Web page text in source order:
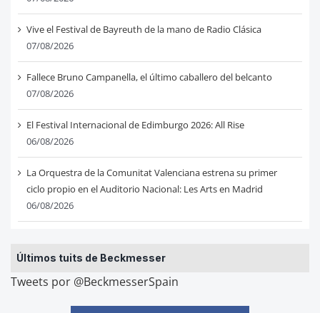
Vive el Festival de Bayreuth de la mano de Radio Clásica
07/08/2026
Fallece Bruno Campanella, el último caballero del belcanto
07/08/2026
El Festival Internacional de Edimburgo 2026: All Rise
06/08/2026
La Orquestra de la Comunitat Valenciana estrena su primer
ciclo propio en el Auditorio Nacional: Les Arts en Madrid
06/08/2026
Últimos tuits de Beckmesser
Tweets por @BeckmesserSpain